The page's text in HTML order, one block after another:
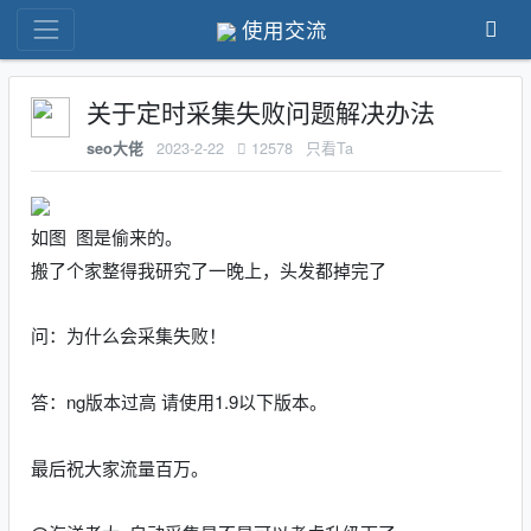
使用交流
关于定时采集失败问题解决办法
seo大佬 2023-2-22 12578 只看Ta
如图 图是偷来的。
搬了个家整得我研究了一晚上，头发都掉完了
问：为什么会采集失败！
答：ng版本过高 请使用1.9以下版本。
最后祝大家流量百万。